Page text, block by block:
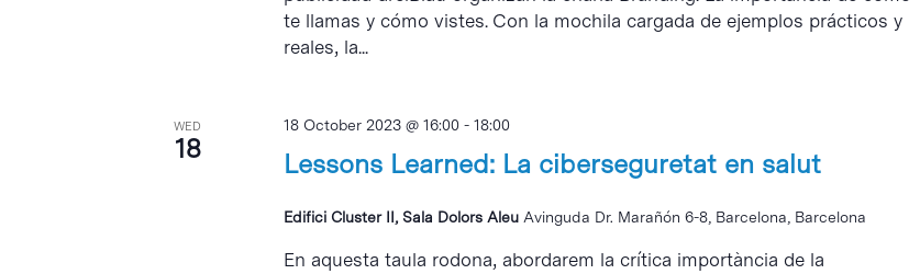
te llamas y cómo vistes. Con la mochila cargada de ejemplos prácticos y
reales, la...
WED
18 Lessons Learned: La ciberseguretat en salut
18 October 2023 @ 16:00- 18:00
Edifici Cluster II, Sala Dolors Aleu Avinguda Dr. Marañón 6-8, Barcelona, Barcelona
En aquesta taula rodona, abordarem la crítica importància de la